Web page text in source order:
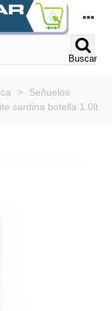
Buscar
>
Señuelos
sardina botella 1.0lt